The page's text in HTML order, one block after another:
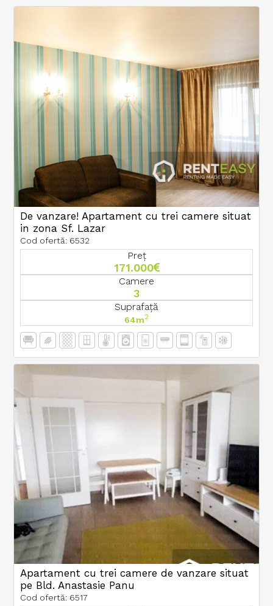
De vanzare! Apartament cu trei camere situat
in zona Sf. Lazar
Cod ofertă: 6532
Preț
171.000
Camere
3
Suprafață
64m2
Apartament cu trei camere de vanzare situat
pe Bld. Anastasie Panu
Cod ofertă: 6517